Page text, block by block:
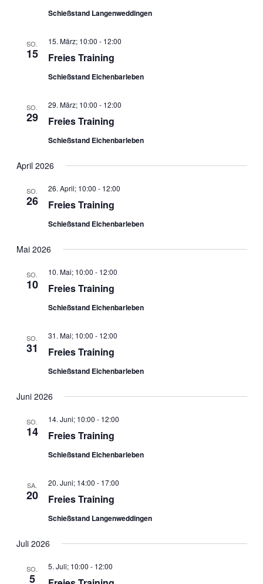
Schießstand Langenweddingen
SO.
15 Freies Training
15. März; 10:00 - 12:00
Schießstand Eichenbarleben
SO.
29 Freies Training
29. März; 10:00 - 12:00
Schießstand Eichenbarleben
April 2026
SO.
26 Freies Training
26. April; 10:00 - 12:00
Schießstand Eichenbarleben
Mai 2026
SO.
10 Freies Training
10. Mai; 10:00 - 12:00
Schießstand Eichenbarleben
SO.
31 Freies Training
31. Mai; 10:00 - 12:00
Schießstand Eichenbarleben
Juni 2026
SO.
14 Freies Training
14. Juni; 10:00 - 12:00
Schießstand Eichenbarleben
SA.
20 Freies Training
20. Juni; 14:00 - 17:00
Schießstand Langenweddingen
Juli 2026
SO.
5
5. Juli; 10:00 - 12:00